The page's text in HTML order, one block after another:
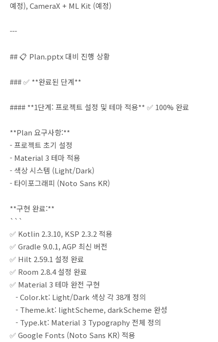
예정), CameraX + ML Kit (예정)
---
## 📋 Plan.pptx 대비 진행 상황
### ✅ **완료된 단계**
#### **1단계: 프로젝트 설정 및 테마 적용** ✅ 100% 완료
**Plan 요구사항:**
- 프로젝트 초기 설정
- Material 3 테마 적용
- 색상 시스템 (Light/Dark)
- 타이포그래피 (Noto Sans KR)
**구현 완료:**
```
✅ Kotlin 2.3.10, KSP 2.3.2 적용
✅ Gradle 9.0.1, AGP 최신 버전
✅ Hilt 2.59.1 설정 완료
✅ Room 2.8.4 설정 완료
✅ Material 3 테마 완전 구현
- Color.kt: Light/Dark 색상 각 38개 정의
- Theme.kt: lightScheme, darkScheme 완성
- Type.kt: Material 3 Typography 전체 정의
✅ Google Fonts (Noto Sans KR) 적용